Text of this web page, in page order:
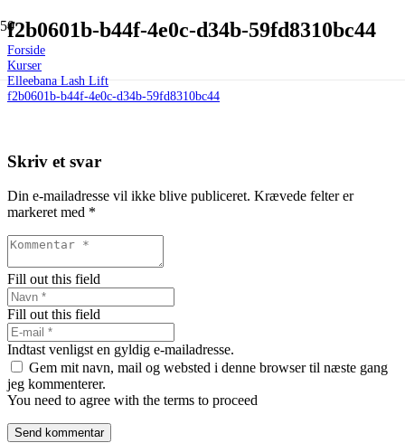
f2b0601b-b44f-4e0c-d34b-59fd8310bc44
Forside
Kurser
Elleebana Lash Lift
f2b0601b-b44f-4e0c-d34b-59fd8310bc44
Skriv et svar
Din e-mailadresse vil ikke blive publiceret. Krævede felter er
markeret med *
Fill out this field
Fill out this field
Indtast venligst en gyldig e-mailadresse.
Gem mit navn, mail og websted i denne browser til næste gang
jeg kommenterer.
You need to agree with the terms to proceed
Send kommentar